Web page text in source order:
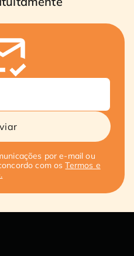
por e-mail ou
com osTermos e